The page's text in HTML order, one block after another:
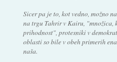
Sicer pa je to, kot vedno, možno
na trgu Tahrir v Kairu, "množica,
prihodnost", protesniki v
oblasti so bile v obeh primerih
naša.